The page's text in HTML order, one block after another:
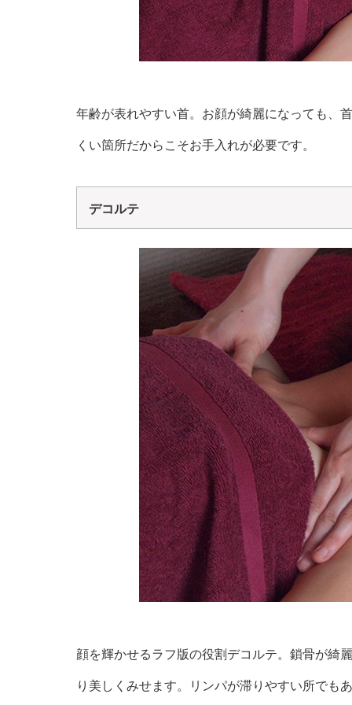
年齢が表れやすい首。お顔が綺麗になっても、
くい箇所だからこそお手入れが必要です。
デコルテ
顔を輝かせるラフ版の役割デコルテ。鎖骨が綺
り美しくみせます。リンパが滞りやすい所でも